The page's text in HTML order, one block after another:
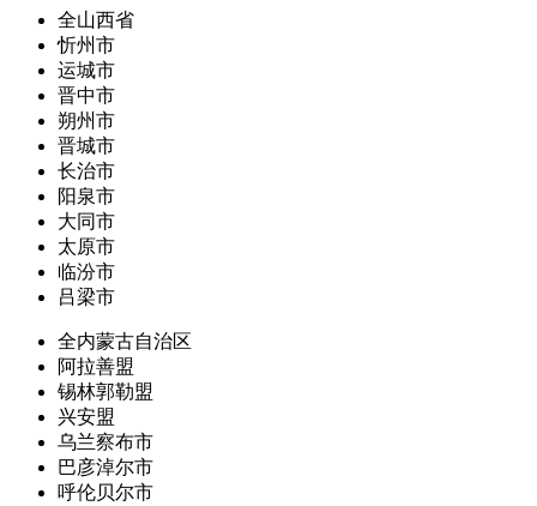
全山西省
忻州市
运城市
晋中市
朔州市
晋城市
长治市
阳泉市
大同市
太原市
临汾市
吕梁市
全内蒙古自治区
阿拉善盟
锡林郭勒盟
兴安盟
乌兰察布市
巴彦淖尔市
呼伦贝尔市